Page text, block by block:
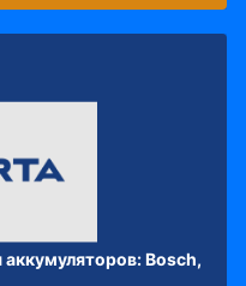
аккумуляторов: Bosch,